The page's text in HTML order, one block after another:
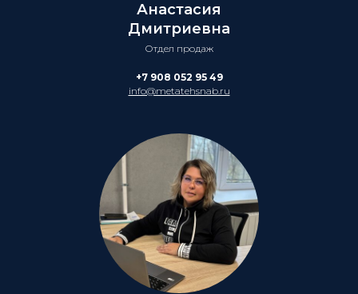
Анастасия
Дмитриевна
Отдел продаж
+7 908 052 95 49
info@metatehsnab.ru